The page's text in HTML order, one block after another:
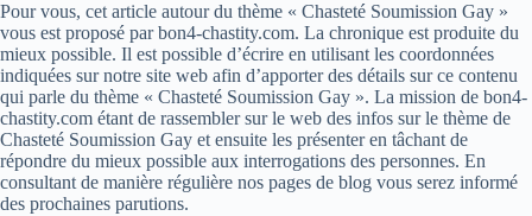
Pour vous, cet article autour du thème « Chasteté Soumission Gay »
vous est proposé par bon4-chastity.com. La chronique est produite du
mieux possible. Il est possible d’écrire en utilisant les coordonnées
indiquées sur notre site web afin d’apporter des détails sur ce contenu
qui parle du thème « Chasteté Soumission Gay ». La mission de bon4-
chastity.com étant de rassembler sur le web des infos sur le thème de
Chasteté Soumission Gay et ensuite les présenter en tâchant de
répondre du mieux possible aux interrogations des personnes. En
consultant de manière régulière nos pages de blog vous serez informé
des prochaines parutions.